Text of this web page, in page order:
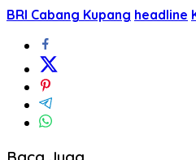
BRI Cabang Kupang headline